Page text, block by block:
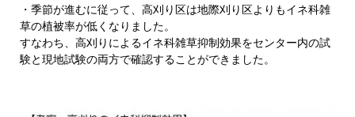
・季節が進むに従って、高刈り区は地際刈り区よりもイネ科雑
草の植被率が低くなりました。
すなわち、高刈りによるイネ科雑草抑制効果をセンター内の試
験と現地試験の両方で確認することができました。